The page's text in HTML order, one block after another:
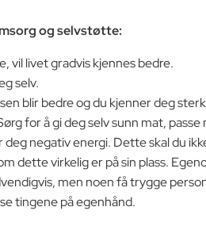
og selvstøtte:
vil livet gradvis kjennes bedre.
selv.
blir bedre og du kjenner deg
for å gi deg selv sunn mat,
negativ energi. Dette skal du
dette virkelig er på sin plass.
men noen få trygge
tingene på egenhånd.